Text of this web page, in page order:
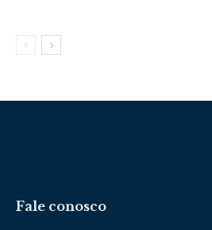
Fale conosco